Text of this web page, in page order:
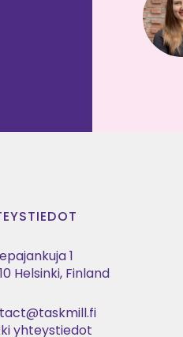
1
Helsinki, Finland
yhteystiedot